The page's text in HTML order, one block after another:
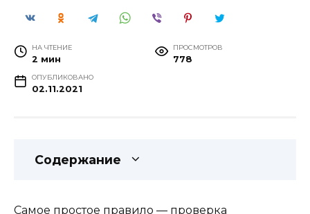
НА ЧТЕНИЕ
2 мин
ПРОСМОТРОВ
778
ОПУБЛИКОВАНО
02.11.2021
Содержание
Самое простое правило — проверка